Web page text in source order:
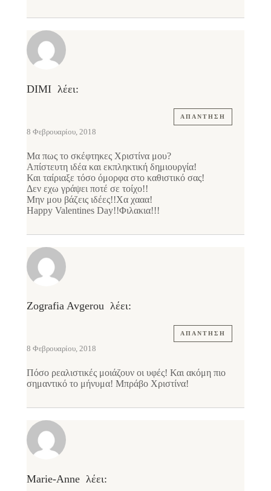
DIMI λέει:
ΑΠΆΝΤΗΣΗ
8 Φεβρουαρίου, 2018
Μα πως το σκέφτηκες Χριστίνα μου?
Απίστευτη ιδέα και εκπληκτική δημιουργία!
Και ταίριαξε τόσο όμορφα στο καθιστικό σας!
Δεν εχω γράψει ποτέ σε τοίχο!!
Μην μου βάζεις ιδέες!!Χα χααα!
Happy Valentines Day!!Φιλακια!!!
Zografia Avgerou λέει:
ΑΠΆΝΤΗΣΗ
8 Φεβρουαρίου, 2018
Πόσο ρεαλιστικές μοιάζουν οι υφές! Και ακόμη πιο
σημαντικό το μήνυμα! Μπράβο Χριστίνα!
Marie-Anne λέει: